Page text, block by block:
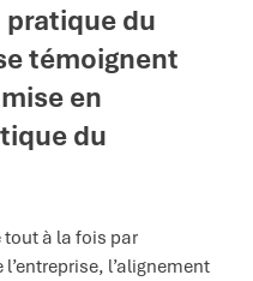
pratique du
témoignent
en
du
tout à la fois par
l’alignement